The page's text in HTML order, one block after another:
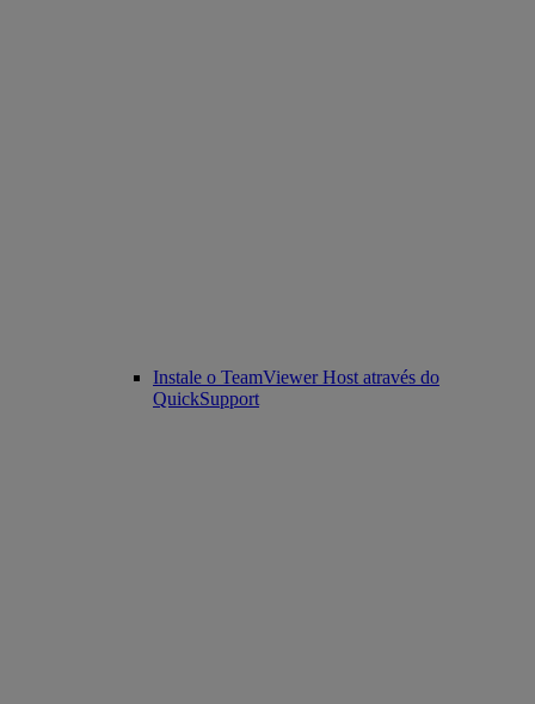
Instale o TeamViewer Host através do
QuickSupport